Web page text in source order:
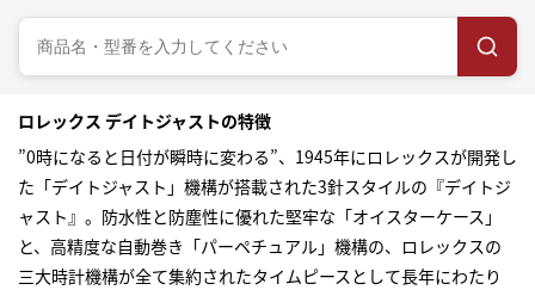
ロレックス デイトジャストの特徴
”0時になると日付が瞬時に変わる”、1945年にロレックスが開発し
た「デイトジャスト」機構が搭載された3針スタイルの『デイトジ
ャスト』。防水性と防塵性に優れた堅牢な「オイスターケース」
と、高精度な自動巻き「パーペチュアル」機構の、ロレックスの
三大時計機構が全て集約されたタイムピースとして長年にわたり